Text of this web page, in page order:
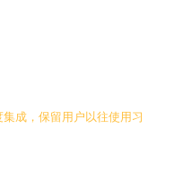
成，保留用户以往使用习